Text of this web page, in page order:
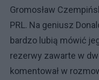
Gromosław
PRL. Na geniusz
bardzo lubią mówić
rezerwy zawarte w
komentował w